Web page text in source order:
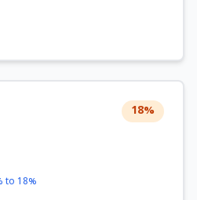
18%
to 18%